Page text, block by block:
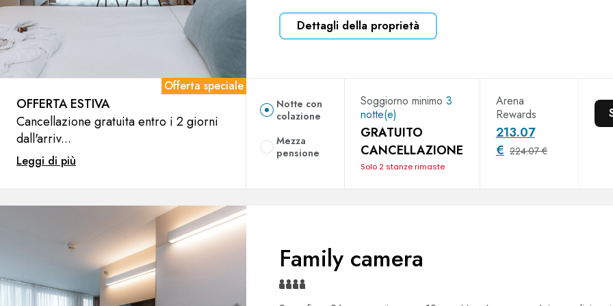
Dettagli della proprietà
OFFERTA ESTIVA
Offerta speciale
Cancellazione gratuita entro i 2 giorni
dall'arriv...
Leggi di più
Soggiorno minimo 3
notte(e)
GRATUITO
CANCELLAZIONE
Solo 2 stanze rimaste
Arena
Rewards
213.07
€ 224.07 €
Notte con
colazione
Mezza
pensione
Family camera